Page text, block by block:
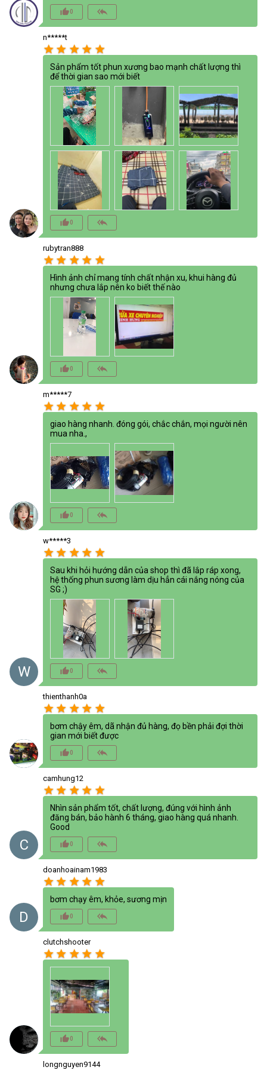
thumb_up_alt0 reply_all
n*****t
star star star star star
Sản phẩm tốt phun xương bao mạnh chất lượng thì
để thời gian sao mới biết
thumb_up_alt0 reply_all
rubytran888
star star star star star
Hình ảnh chỉ mang tính chất nhận xu, khui hàng đủ
nhưng chưa lắp nên ko biết thế nào
thumb_up_alt0 reply_all
m*****7
star star star star star
giao hàng nhanh. đóng gói, chắc chắn, mọi người nên
mua nha.,
thumb_up_alt0 reply_all
W
w*****3
star star star star star
Sau khi hỏi hướng dẫn của shop thì đã lắp ráp xong,
hệ thống phun sương làm dịu hẳn cái nắng nóng của
SG ;)
thumb_up_alt0 reply_all
thienthanh0a
star star star star star
bơm chậy êm, dã nhận đủ hàng, đọ bền phải đợi thời
gian mới biết được
thumb_up_alt0 reply_all
C
camhung12
star star star star star
Nhìn sản phẩm tốt, chất lượng, đúng với hình ảnh
đăng bán, bảo hành 6 tháng, giao hàng quá nhanh.
Good
thumb_up_alt0 reply_all
D
doanhoainam1983
star star star star star
bơm chạy êm, khỏe, sương mịn
thumb_up_alt0 reply_all
clutchshooter
star star star star star
thumb_up_alt0 reply_all
longnguyen9144